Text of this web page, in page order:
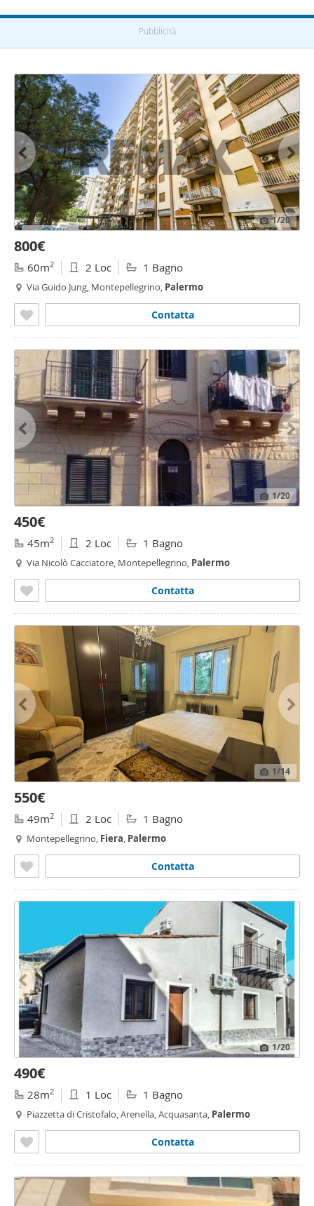
Pubblicità
1/20
800€
60m2 2 Loc 1 Bagno
Via Guido Jung, Montepellegrino, Palermo
Contatta
1/20
450€
45m2 2 Loc 1 Bagno
Via Nicolò Cacciatore, Montepellegrino, Palermo
Contatta
1/14
550€
49m2 2 Loc 1 Bagno
Montepellegrino, Fiera, Palermo
Contatta
1/20
490€
28m2 1 Loc 1 Bagno
Piazzetta di Cristofalo, Arenella, Acquasanta, Palermo
Contatta